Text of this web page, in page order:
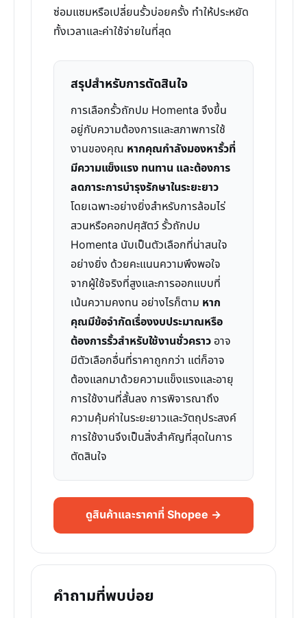
ซ่อมแซมหรือเปลี่ยนรั้วบ่อยครั้ง ทำให้ประหยัด
ทั้งเวลาและค่าใช้จ่ายในที่สุด
สรุปสำหรับการตัดสินใจ
การเลือกรั้วถักปม Homenta จึงขึ้น
อยู่กับความต้องการและสภาพการใช้
งานของคุณ หากคุณกำลังมองหารั้วที่
มีความแข็งแรง ทนทาน และต้องการ
ลดภาระการบำรุงรักษาในระยะยาว
โดยเฉพาะอย่างยิ่งสำหรับการล้อมไร่
สวนหรือคอกปศุสัตว์ รั้วถักปม
Homenta นับเป็นตัวเลือกที่น่าสนใจ
อย่างยิ่ง ด้วยคะแนนความพึงพอใจ
จากผู้ใช้จริงที่สูงและการออกแบบที่
เน้นความคงทน อย่างไรก็ตาม หาก
คุณมีข้อจำกัดเรื่องงบประมาณหรือ
ต้องการรั้วสำหรับใช้งานชั่วคราว อาจ
มีตัวเลือกอื่นที่ราคาถูกกว่า แต่ก็อาจ
ต้องแลกมาด้วยความแข็งแรงและอายุ
การใช้งานที่สั้นลง การพิจารณาถึง
ความคุ้มค่าในระยะยาวและวัตถุประสงค์
การใช้งานจึงเป็นสิ่งสำคัญที่สุดในการ
ตัดสินใจ
ดูสินค้าและราคาที่ Shopee →
คำถามที่พบบ่อย